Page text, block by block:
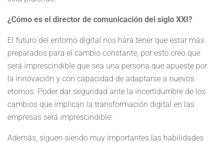
¿Cómo es el director de comunicación del siglo XXI?
El futuro del entorno digital nos hará tener que estar más
preparados para el cambio constante, por esto creo que
será imprescindible que sea una persona que apueste por
la innovación y con capacidad de adaptarse a nuevos
etornos. Poder dar seguridad ante la incertidumbre de los
cambios que implican la transformación digital en las
empresas será imprescindible.
Además, siguen siendo muy importantes las habilidades